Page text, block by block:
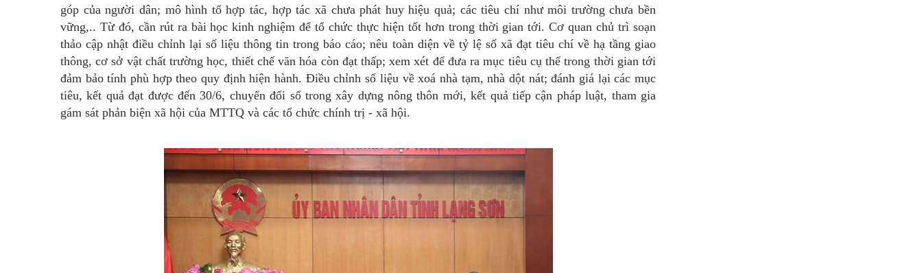
góp của người dân; mô hình tổ hợp tác, hợp tác xã chưa phát huy hiệu quả; các tiêu chí như môi trường chưa bền
vững,.. Từ đó, cần rút ra bài học kinh nghiệm để tổ chức thực hiện tốt hơn trong thời gian tới. Cơ quan chủ trì soạn
thảo cập nhật điều chỉnh lại số liệu thông tin trong báo cáo; nêu toàn diện về tỷ lệ số xã đạt tiêu chí về hạ tầng giao
thông, cơ sở vật chất trường học, thiết chế văn hóa còn đạt thấp; xem xét để đưa ra mục tiêu cụ thể trong thời gian tới
đảm bảo tính phù hợp theo quy định hiện hành. Điều chỉnh số liệu về xoá nhà tạm, nhà dột nát; đánh giá lại các mục
tiêu, kết quả đạt được đến 30/6, chuyển đổi số trong xây dựng nông thôn mới, kết quả tiếp cận pháp luật, tham gia
gám sát phản biện xã hội của MTTQ và các tổ chức chính trị - xã hội.